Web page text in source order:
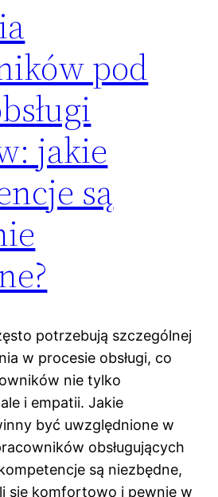
pod
jakie
są
potrzebują szczególnej
w procesie obsługi, co
nie tylko
i empatii. Jakie
być uwzględnione w
obsługujących
są niezbędne,
się komfortowo i pewnie w